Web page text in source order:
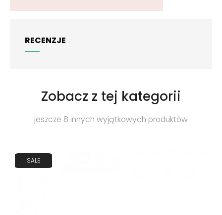
RECENZJE
Zobacz z tej kategorii
jeszcze 8 innych wyjątkowych produktów
SALE